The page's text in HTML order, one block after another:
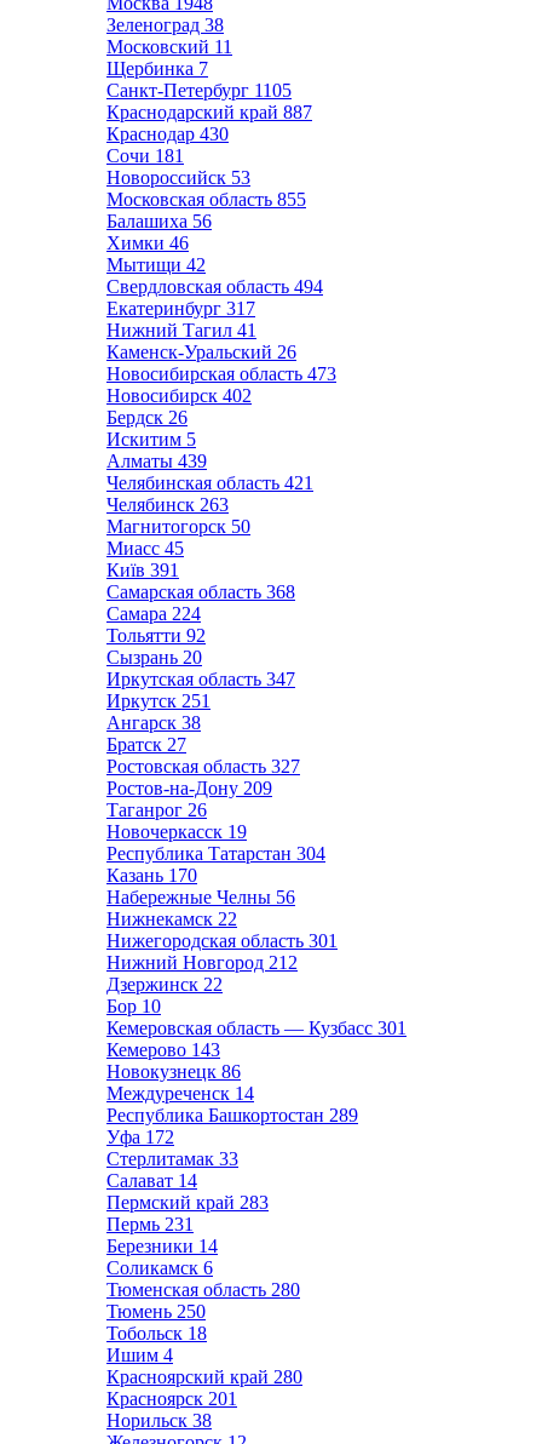
Зеленоград 38
Московский 11
Щербинка 7
Санкт-Петербург 1105
Краснодарский край 887
Краснодар 430
Сочи 181
Новороссийск 53
Московская область 855
Балашиха 56
Химки 46
Мытищи 42
Свердловская область 494
Екатеринбург 317
Нижний Тагил 41
Каменск-Уральский 26
Новосибирская область 473
Новосибирск 402
Бердск 26
Искитим 5
Алматы 439
Челябинская область 421
Челябинск 263
Магнитогорск 50
Миасс 45
Київ 391
Самарская область 368
Самара 224
Тольятти 92
Сызрань 20
Иркутская область 347
Иркутск 251
Ангарск 38
Братск 27
Ростовская область 327
Ростов-на-Дону 209
Таганрог 26
Новочеркасск 19
Республика Татарстан 304
Казань 170
Набережные Челны 56
Нижнекамск 22
Нижегородская область 301
Нижний Новгород 212
Дзержинск 22
Бор 10
Кемеровская область — Кузбасс 301
Кемерово 143
Новокузнецк 86
Междуреченск 14
Республика Башкортостан 289
Уфа 172
Стерлитамак 33
Салават 14
Пермский край 283
Пермь 231
Березники 14
Соликамск 6
Тюменская область 280
Тюмень 250
Тобольск 18
Ишим 4
Красноярский край 280
Красноярск 201
Норильск 38